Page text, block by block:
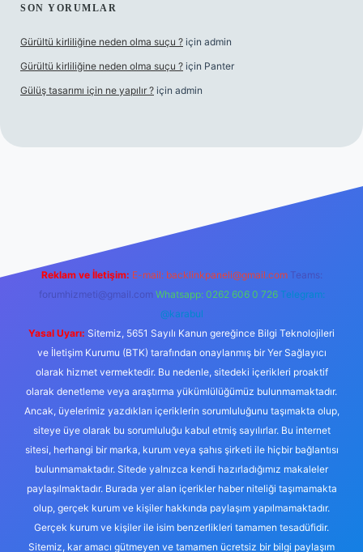
SON YORUMLAR
Gürültü kirliliğine neden olma suçu ? için admin
Gürültü kirliliğine neden olma suçu ? için Panter
Gülüş tasarımı için ne yapılır ? için admin
Reklam ve İletişim: E-mail: backlinkpaneli@gmail.com Teams:
forumhizmeti@gmail.com Whatsapp: 0262 606 0 726 Telegram:
@karabul
Yasal Uyarı: Sitemiz, 5651 Sayılı Kanun gereğince Bilgi Teknolojileri
ve İletişim Kurumu (BTK) tarafından onaylanmış bir Yer Sağlayıcı
olarak hizmet vermektedir. Bu nedenle, sitedeki içerikleri proaktif
olarak denetleme veya araştırma yükümlülüğümüz bulunmamaktadır.
Ancak, üyelerimiz yazdıkları içeriklerin sorumluluğunu taşımakta olup,
siteye üye olarak bu sorumluluğu kabul etmiş sayılırlar. Bu internet
sitesi, herhangi bir marka, kurum veya şahıs şirketi ile hiçbir bağlantısı
bulunmamaktadır. Sitede yalnızca kendi hazırladığımız makaleler
paylaşılmaktadır. Burada yer alan içerikler haber niteliği taşımamakta
olup, gerçek kurum ve kişiler hakkında paylaşım yapılmamaktadır.
Gerçek kurum ve kişiler ile isim benzerlikleri tamamen tesadüfidir.
Sitemiz, kar amacı gütmeyen ve tamamen ücretsiz bir bilgi paylaşım